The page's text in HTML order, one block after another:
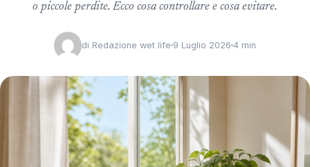
o piccole perdite. Ecco cosa controllare e cosa evitare.
di Redazione wet life 9 Luglio 2026 4 min